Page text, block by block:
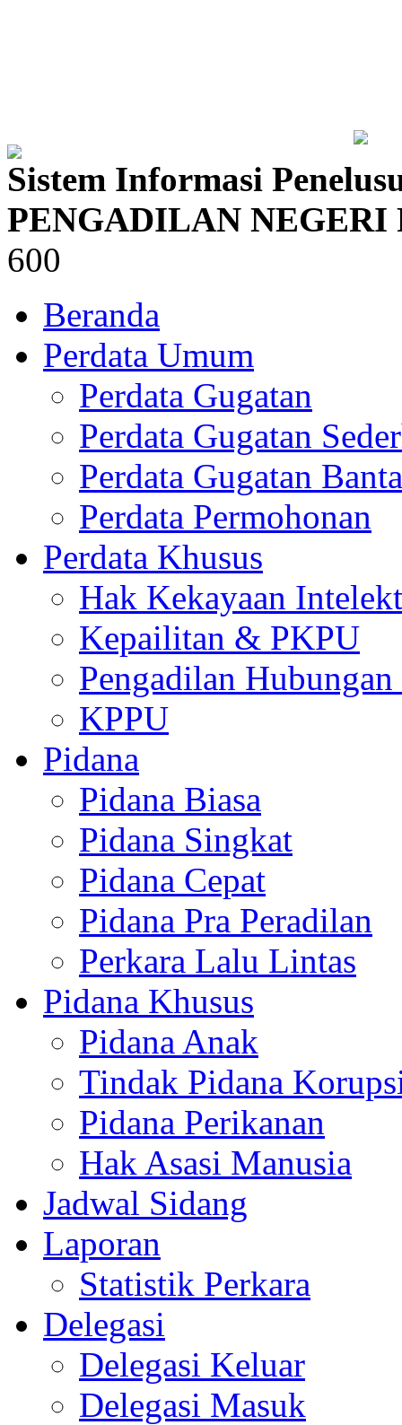
Sistem Informasi
PENGADILAN NEGERI
600
Beranda
Perdata Umum
Perdata Gugatan
Perdata Gugatan
Perdata Gugatan
Perdata Permohonan
Perdata Khusus
Hak Kekayaan
Kepailitan & PKPU
Pengadilan
KPPU
Pidana
Pidana Biasa
Pidana Singkat
Pidana Cepat
Pidana Pra Peradilan
Perkara Lalu Lintas
Pidana Khusus
Pidana Anak
Tindak Pidana
Pidana Perikanan
Hak Asasi Manusia
Jadwal Sidang
Laporan
Statistik Perkara
Delegasi
Delegasi Keluar
Delegasi Masuk